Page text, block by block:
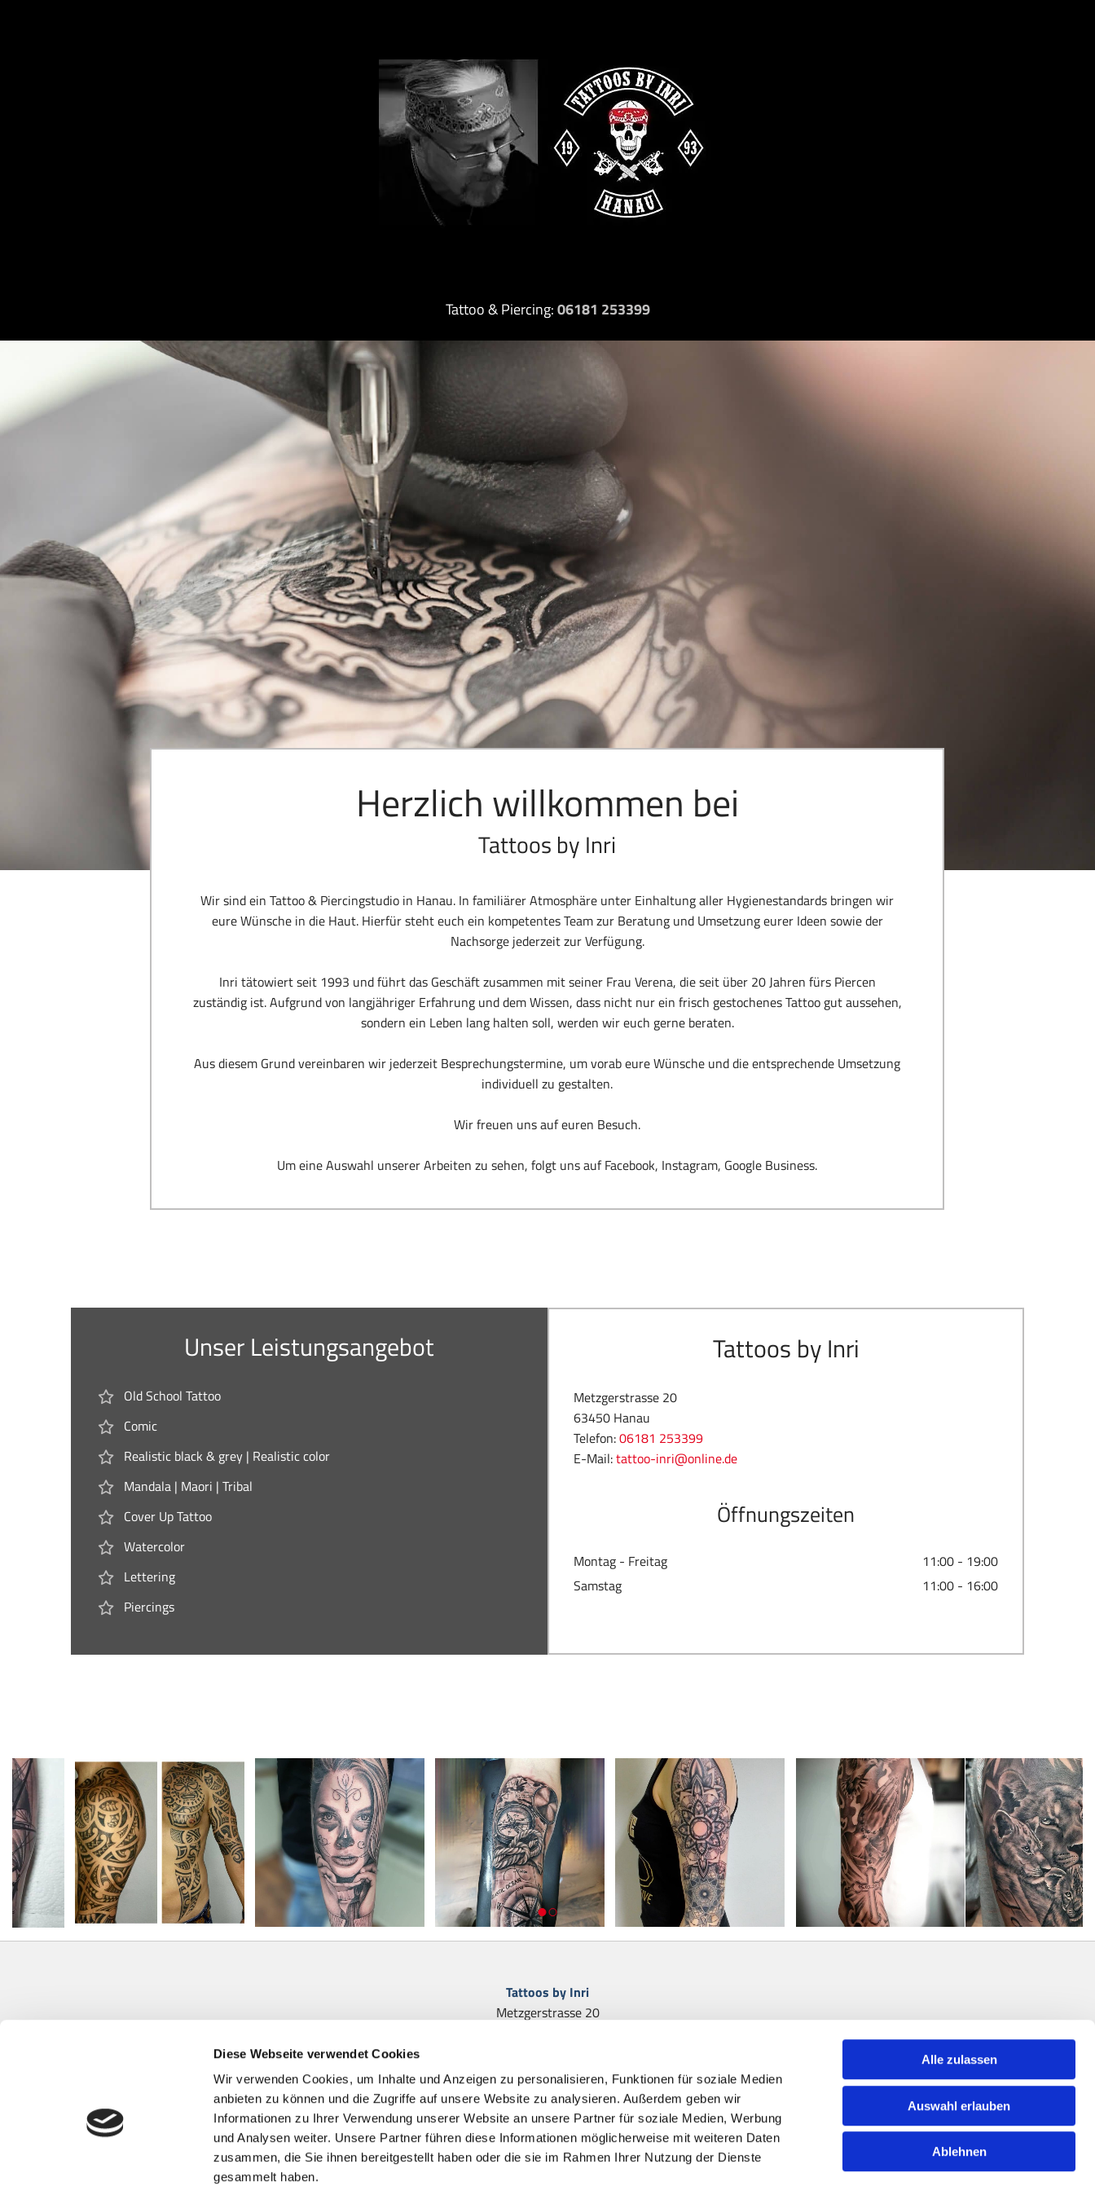
Diese Webseite verwendet Cookies
Wir verwenden Cookies, um Inhalte und Anzeigen zu personalisieren, Funktionen für soziale Medien
anbieten zu können und die Zugriffe auf unsere Website zu analysieren. Außerdem geben wir
Informationen zu Ihrer Verwendung unserer Website an unsere Partner für soziale Medien, Werbung
und Analysen weiter. Unsere Partner führen diese Informationen möglicherweise mit weiteren Daten
zusammen, die Sie ihnen bereitgestellt haben oder die sie im Rahmen Ihrer Nutzung der Dienste
gesammelt haben.
Alle zulassen
Auswahl erlauben
Ablehnen
Tattoo & Piercing:06181 253399
Herzlich willkommen bei
Tattoos by Inri
Wir sind ein Tattoo & Piercingstudio in Hanau. In familiärer Atmosphäre unter Einhaltung aller Hygienestandards bringen wir
eure Wünsche in die Haut. Hierfür steht euch ein kompetentes Team zur Beratung und Umsetzung eurer Ideen sowie der
Nachsorge jederzeit zur Verfügung.
Inri tätowiert seit 1993 und führt das Geschäft zusammen mit seiner Frau Verena, die seit über 20 Jahren fürs Piercen
zuständig ist. Aufgrund von langjähriger Erfahrung und dem Wissen, dass nicht nur ein frisch gestochenes Tattoo gut aussehen,
sondern ein Leben lang halten soll, werden wir euch gerne beraten.
Aus diesem Grund vereinbaren wir jederzeit Besprechungstermine, um vorab eure Wünsche und die entsprechende Umsetzung
individuell zu gestalten.
Wir freuen uns auf euren Besuch.
Um eine Auswahl unserer Arbeiten zu sehen, folgt uns auf Facebook, Instagram, Google Business.
Unser Leistungsangebot
Old School Tattoo
Comic
Realistic black & grey | Realistic color
Mandala | Maori | Tribal
Cover Up Tattoo
Watercolor
Lettering
Piercings
Tattoos by Inri
Metzgerstrasse 20
63450 Hanau
Telefon:06181 253399
E-Mail:tattoo-inri@online.de
Öffnungszeiten
Montag - Freitag
11:00 - 19:00
Samstag
11:00 - 16:00
Tattoos by Inri
Metzgerstrasse 20
E-Mail:tattoo-inri@online.de
Impressum